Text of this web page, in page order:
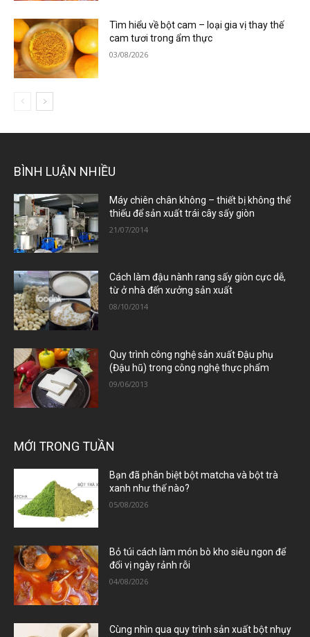
Tìm hiểu về bột cam – loại gia vị thay thế
cam tươi trong ẩm thực
03/08/2026
BÌNH LUẬN NHIỀU
Máy chiên chân không – thiết bị không thể
thiếu để sản xuất trái cây sấy giòn
21/07/2014
Cách làm đậu nành rang sấy giòn cực dễ,
từ ở nhà đến xưởng sản xuất
08/10/2014
Quy trình công nghệ sản xuất Đậu phụ
(Đậu hũ) trong công nghệ thực phẩm
09/06/2013
MỚI TRONG TUẦN
Bạn đã phân biệt bột matcha và bột trà
xanh như thế nào?
05/08/2026
Bỏ túi cách làm món bò kho siêu ngon để
đổi vị ngày rảnh rỗi
04/08/2026
Cùng nhìn qua quy trình sản xuất bột nhụy